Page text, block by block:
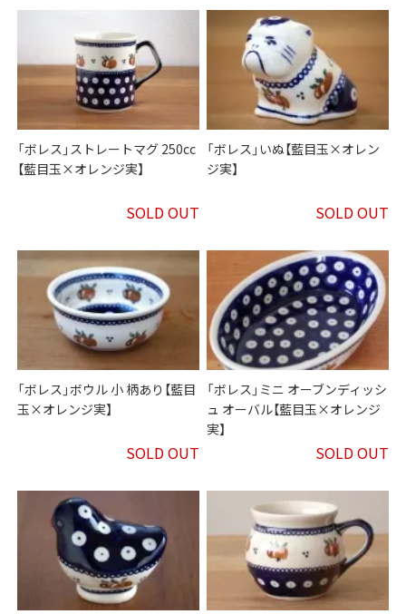
「ボレス」ストレートマグ 250cc
【藍目玉×オレンジ実】
SOLD OUT
「ボレス」いぬ【藍目玉×オレン
ジ実】
SOLD OUT
「ボレス」ボウル 小 柄あり【藍目
玉×オレンジ実】
SOLD OUT
「ボレス」ミニ オーブンディッシ
ュ オーバル【藍目玉×オレンジ
実】
SOLD OUT